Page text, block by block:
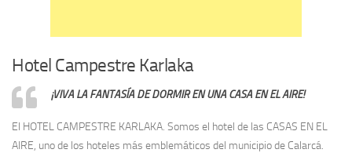
Hotel Campestre Karlaka
¡VIVA LA FANTASÍA DE DORMIR EN UNA CASA EN EL AIRE!
El HOTEL CAMPESTRE KARLAKA. Somos el hotel de las CASAS EN EL
AIRE, uno de los hoteles más emblemáticos del municipio de Calarcá.